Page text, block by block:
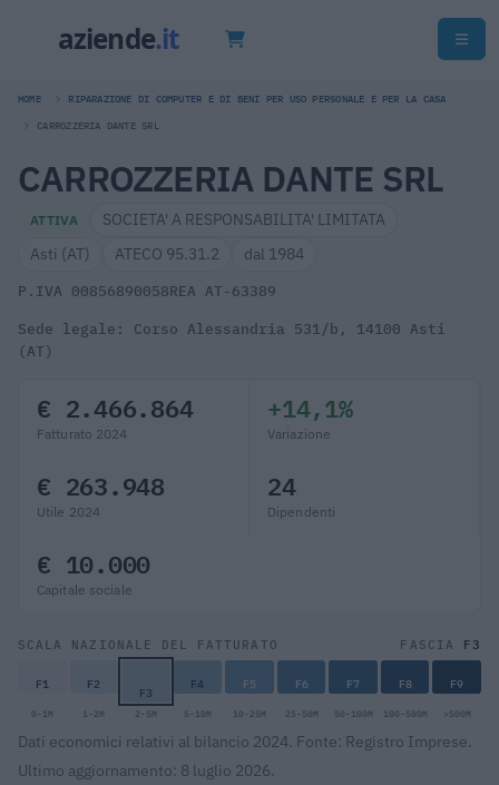
HOME RIPARAZIONE DI COMPUTER E DI BENI PER USO PERSONALE E PER LA CASA
CARROZZERIA DANTE SRL
CARROZZERIA DANTE SRL
ATTIVA
SOCIETA' A RESPONSABILITA' LIMITATA
Asti (AT)
ATECO 95.31.2 dal 1984
P.IVA 00856890058REA AT-63389
Sede legale: Corso Alessandria 531/b, 14100 Asti
(AT)
€ 2.466.864
Fatturato 2024
+14,1%
Variazione
€ 263.948
Utile 2024
24
Dipendenti
€ 10.000
Capitale sociale
SCALA NAZIONALE DEL FATTURATO FASCIA F3
F1 F2 F3 F4 F5 F6 F7 F8 F9
0-1M 1-2M 2-5M 5-10M 10-25M 25-50M 50-100M 100-500M >500M
Dati economici relativi al bilancio 2024. Fonte: Registro Imprese.
Ultimo aggiornamento: 8 luglio 2026.